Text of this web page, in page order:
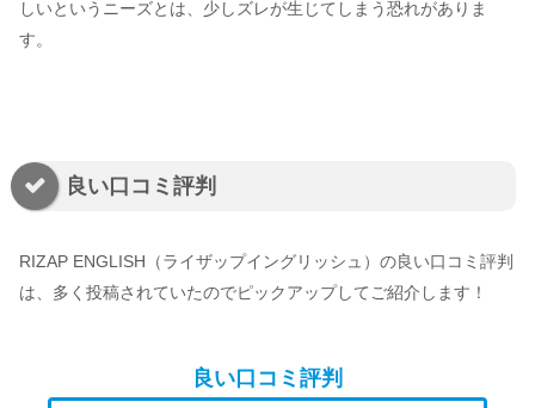
しいというニーズとは、少しズレが生じてしまう恐れがありま
す。
良い口コミ評判
RIZAP ENGLISH（ライザップイングリッシュ）の良い口コミ評判
は、多く投稿されていたのでピックアップしてご紹介します！
良い口コミ評判